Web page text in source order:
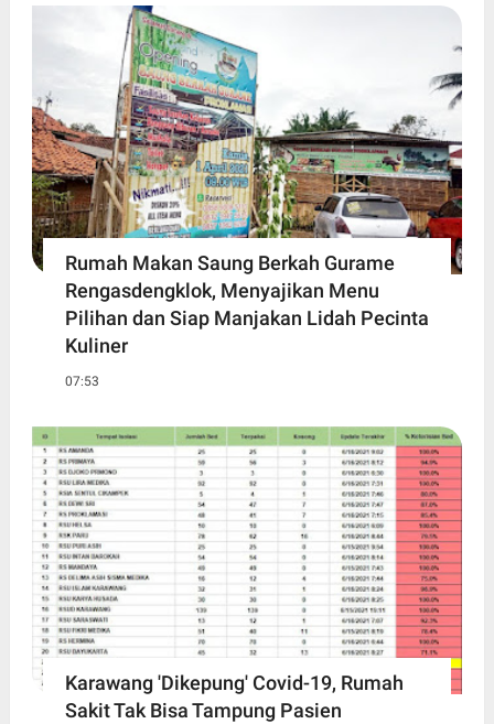
Rumah Makan Saung Berkah Gurame
Rengasdengklok, Menyajikan Menu
Pilihan dan Siap Manjakan Lidah Pecinta
Kuliner
07:53
Karawang 'Dikepung' Covid-19, Rumah
Sakit Tak Bisa Tampung Pasien